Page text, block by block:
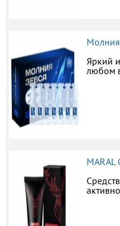
Яркий
любом
MARAL